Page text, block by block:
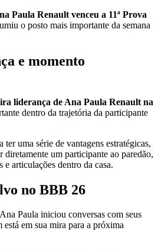
Paula Renault venceu a 11ª Prova
o posto mais importante da semana
e momento
liderança de Ana Paula Renault na
dentro da trajetória da participante
ter uma série de vantagens estratégicas,
um participante ao paredão,
articulações dentro da casa.
no BBB 26
Paula iniciou conversas com seus
em sua mira para a próxima